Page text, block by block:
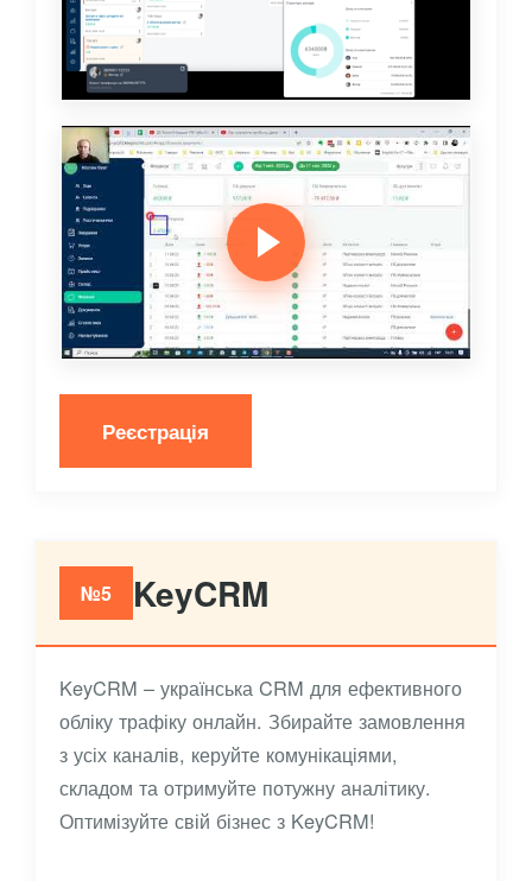
Реєстрація
№5 KeyCRM
KeyCRM – українська CRM для ефективного
обліку трафіку онлайн. Збирайте замовлення
з усіх каналів, керуйте комунікаціями,
складом та отримуйте потужну аналітику.
Оптимізуйте свій бізнес з KeyCRM!